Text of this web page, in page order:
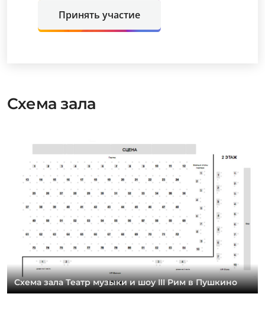
Принять участие
Схема зала
Схема зала Театр музыки и шоу III Рим в Пушкино